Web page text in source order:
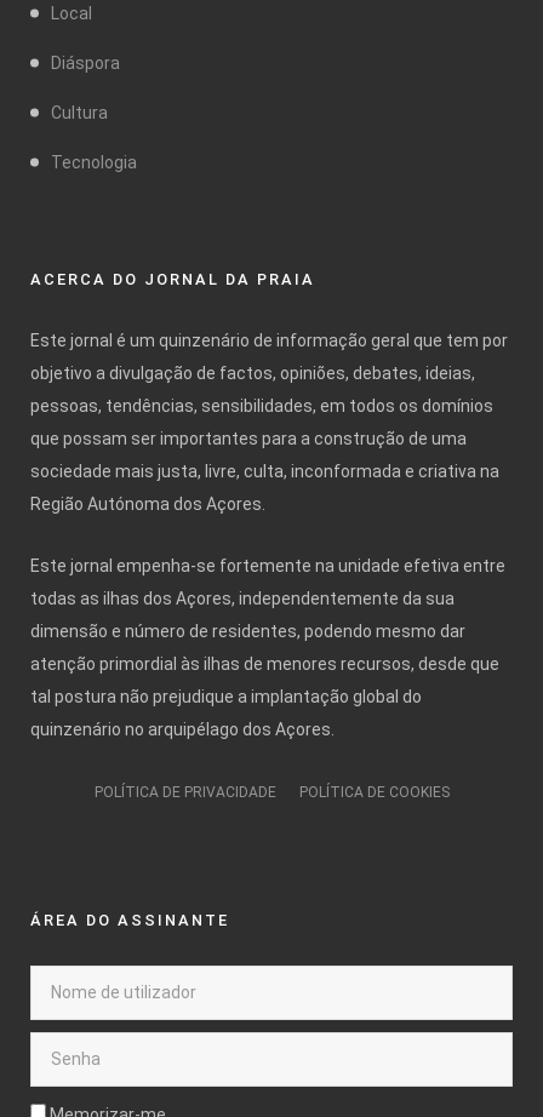
Local
Diáspora
Cultura
Tecnologia
ACERCA DO JORNAL DA PRAIA
Este jornal é um quinzenário de informação geral que tem por
objetivo a divulgação de factos, opiniões, debates, ideias,
pessoas, tendências, sensibilidades, em todos os domínios
que possam ser importantes para a construção de uma
sociedade mais justa, livre, culta, inconformada e criativa na
Região Autónoma dos Açores.
Este jornal empenha-se fortemente na unidade efetiva entre
todas as ilhas dos Açores, independentemente da sua
dimensão e número de residentes, podendo mesmo dar
atenção primordial às ilhas de menores recursos, desde que
tal postura não prejudique a implantação global do
quinzenário no arquipélago dos Açores.
POLÍTICA DE PRIVACIDADE POLÍTICA DE COOKIES
ÁREA DO ASSINANTE